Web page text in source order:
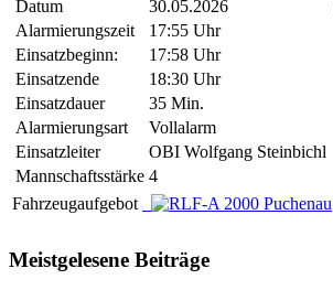
Datum
30.05.2026
Alarmierungszeit
17:55 Uhr
Einsatzbeginn:
17:58 Uhr
Einsatzende
18:30 Uhr
Einsatzdauer
35 Min.
Alarmierungsart
Vollalarm
Einsatzleiter
OBI Wolfgang Steinbichl
Mannschaftsstärke 4
Fahrzeugaufgebot
Meistgelesene Beiträge